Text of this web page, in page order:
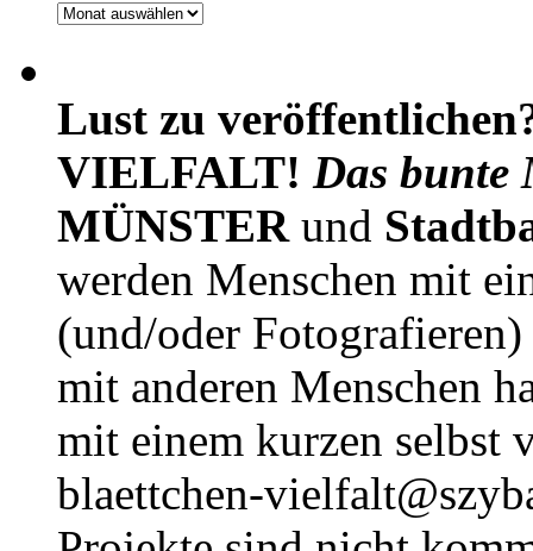
Archiv
Lust zu
VIELFALT! Das bunte
MÜNSTERund
werden Menschen mit
(und/oder
mit anderen Menschen
mit einem kurzen selbst
blaettchen-